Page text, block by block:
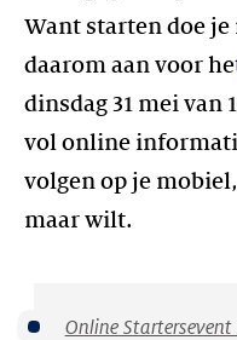
Want starten doe
daarom aan voor
dinsdag 31 mei van
vol online
volgen op je
maar wilt.
Online Startersevent